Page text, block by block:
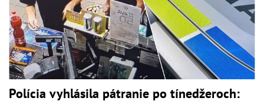
Polícia vyhlásila pátranie po tínedžeroch: